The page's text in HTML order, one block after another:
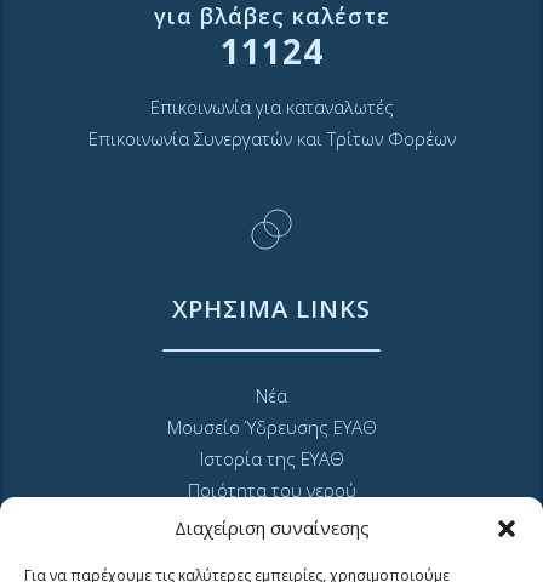
Διαχείριση συναίνεσης
Για να παρέχουμε τις καλύτερες εμπειρίες, χρησιμοποιούμε
για βλάβες καλέστε
11124
Επικοινωνία για καταναλωτές
Επικοινωνία Συνεργατών και Τρίτων Φορέων
ΧΡΗΣΙΜΑ LINKS
Νέα
Μουσείο Ύδρευσης ΕΥΑΘ
Ιστορία της ΕΥΑΘ
Ποιότητα του νερού
Πολιτική Απορρήτου Ιστοτόπου